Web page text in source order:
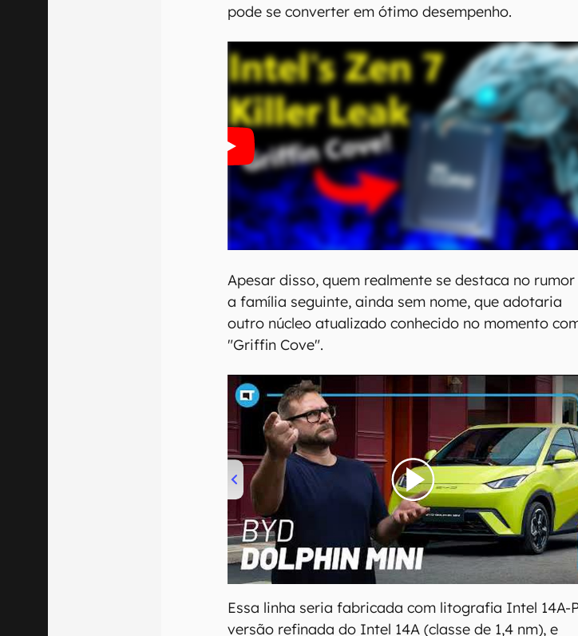
pode se converter em ótimo desempenho.
Apesar disso, quem realmente se destaca no rumor
a família seguinte, ainda sem nome, que adotaria
outro núcleo atualizado conhecido no momento
"Griffin Cove".
00:00/04:07
Essa linha seria fabricada com litografia Intel 14A-
versão refinada do Intel 14A (classe de 1,4 nm), e